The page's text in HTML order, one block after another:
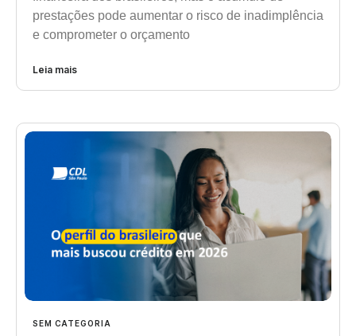
prestações pode aumentar o risco de inadimplência
e comprometer o orçamento
Leia mais
SEM CATEGORIA